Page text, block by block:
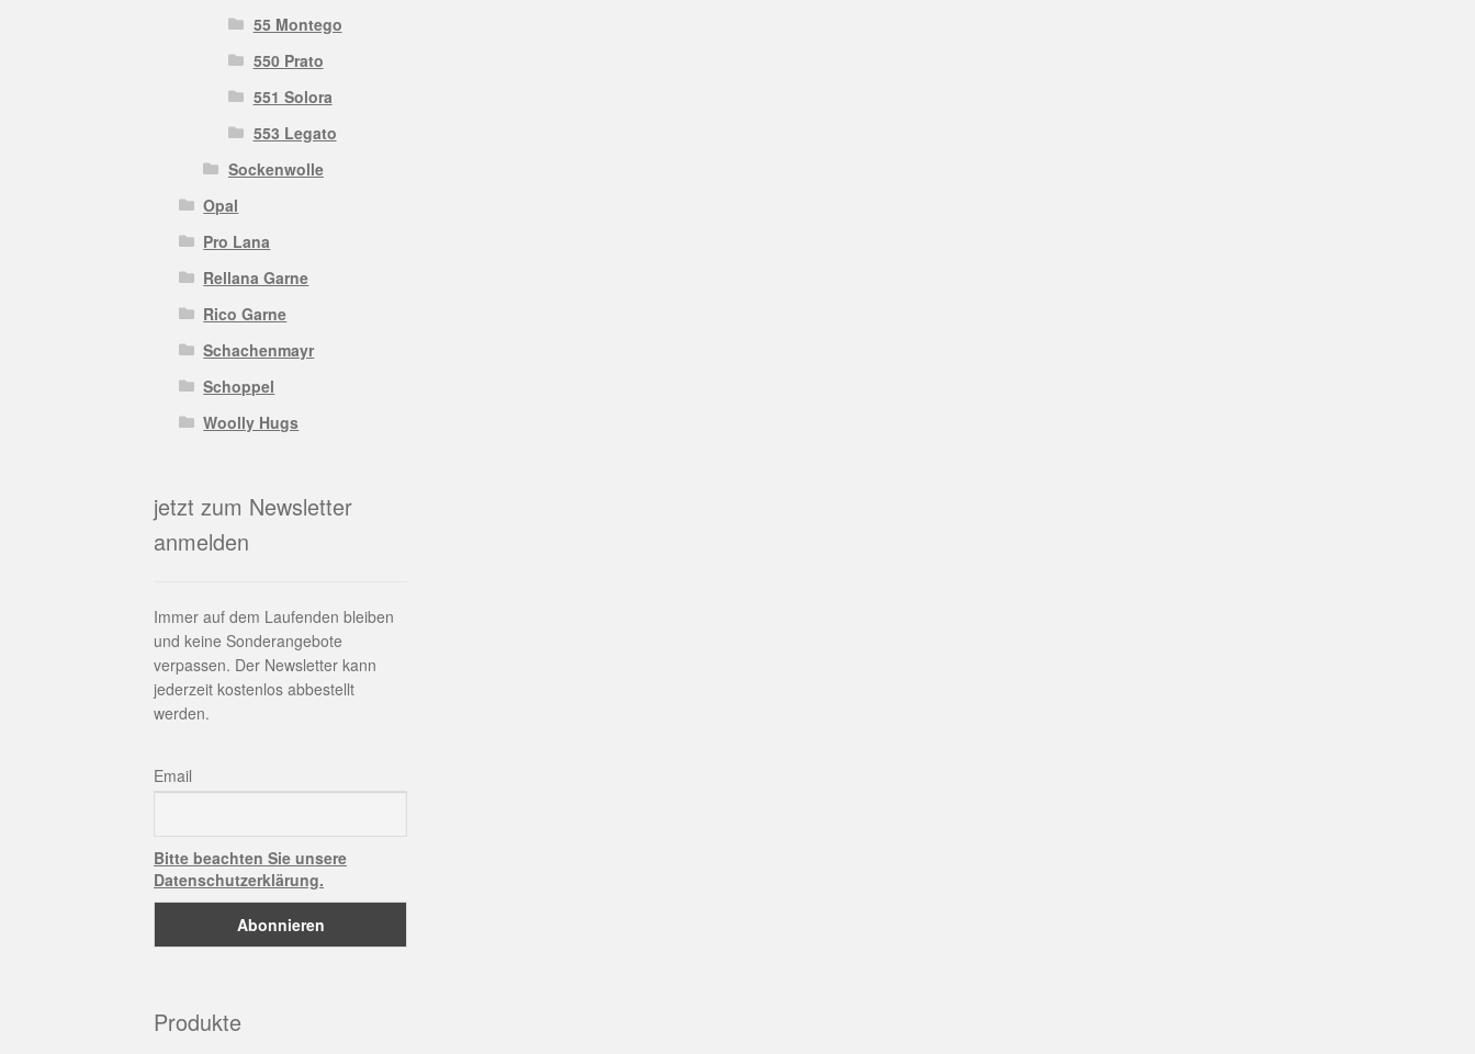
55 Montego
550 Prato
551 Solora
553 Legato
Sockenwolle
Opal
Pro Lana
Rellana Garne
Rico Garne
Schachenmayr
Schoppel
Woolly Hugs
jetzt zum Newsletter
anmelden
Immer auf dem Laufenden bleiben
und keine Sonderangebote
verpassen. Der Newsletter kann
jederzeit kostenlos abbestellt
werden.
Email
Bitte beachten Sie unsere
Datenschutzerklärung.
Produkte